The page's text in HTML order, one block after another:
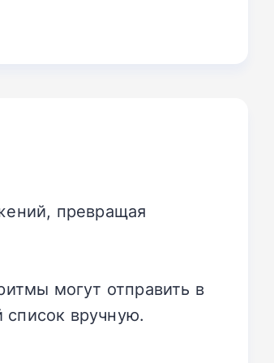
превращая
могут отправить в
список вручную.